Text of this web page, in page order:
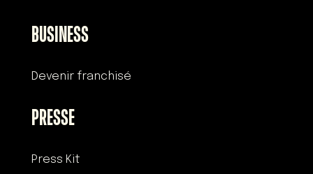
BUSINESS
Devenir franchisé
PRESSE
Press Kit